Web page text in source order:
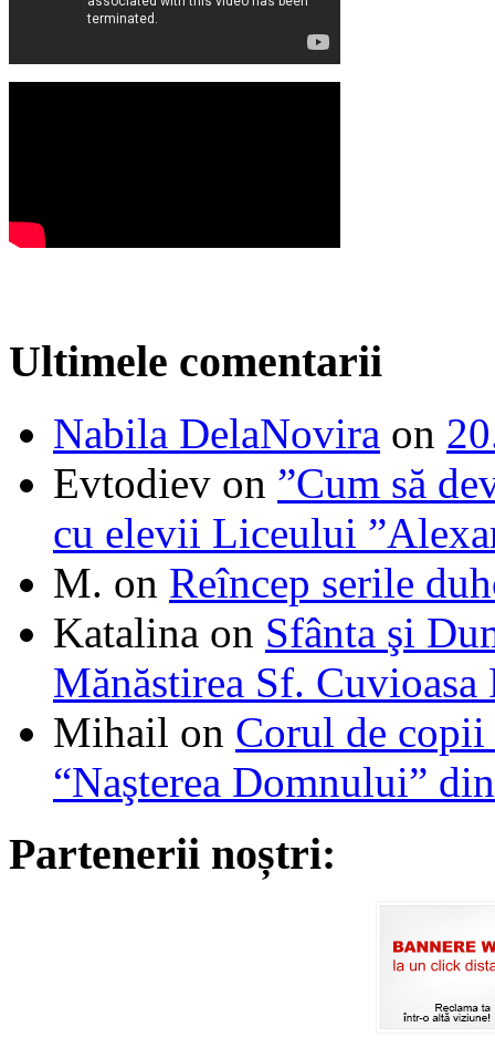
Ultimele comentarii
Nabila DelaNovira on
Evtodiev on ”Cum să
cu elevii Liceului
M. on Reîncep serile
Katalina on Sfânta şi
Mănăstirea Sf. Cuvioasa
Mihail on Corul de
“Naşterea Domnului”
Partenerii noștri: